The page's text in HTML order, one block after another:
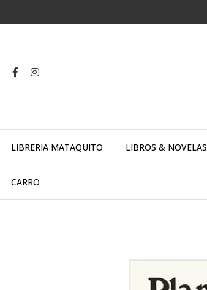
LIBRERIA MATAQUITO LIBROS & NOVELAS
CARRO